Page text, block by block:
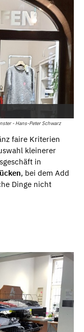
- Hans-Peter Schwarz
faire Kriterien
kleinerer
in
, bei dem Add
Dinge nicht